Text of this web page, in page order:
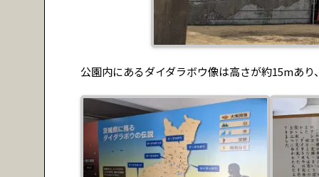
公園内にあるダイダラボウ像は高さが約15mあ